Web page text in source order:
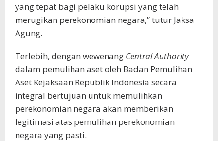
yang tepat bagi pelaku korupsi yang telah
merugikan perekonomian negara,” tutur Jaksa
Agung.
Terlebih, dengan wewenang Central Authority
dalam pemulihan aset oleh Badan Pemulihan
Aset Kejaksaan Republik Indonesia secara
integral bertujuan untuk memulihkan
perekonomian negara akan memberikan
legitimasi atas pemulihan perekonomian
negara yang pasti.